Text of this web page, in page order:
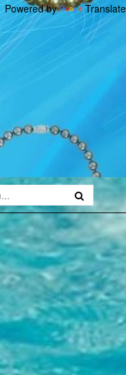
Powered by Translate